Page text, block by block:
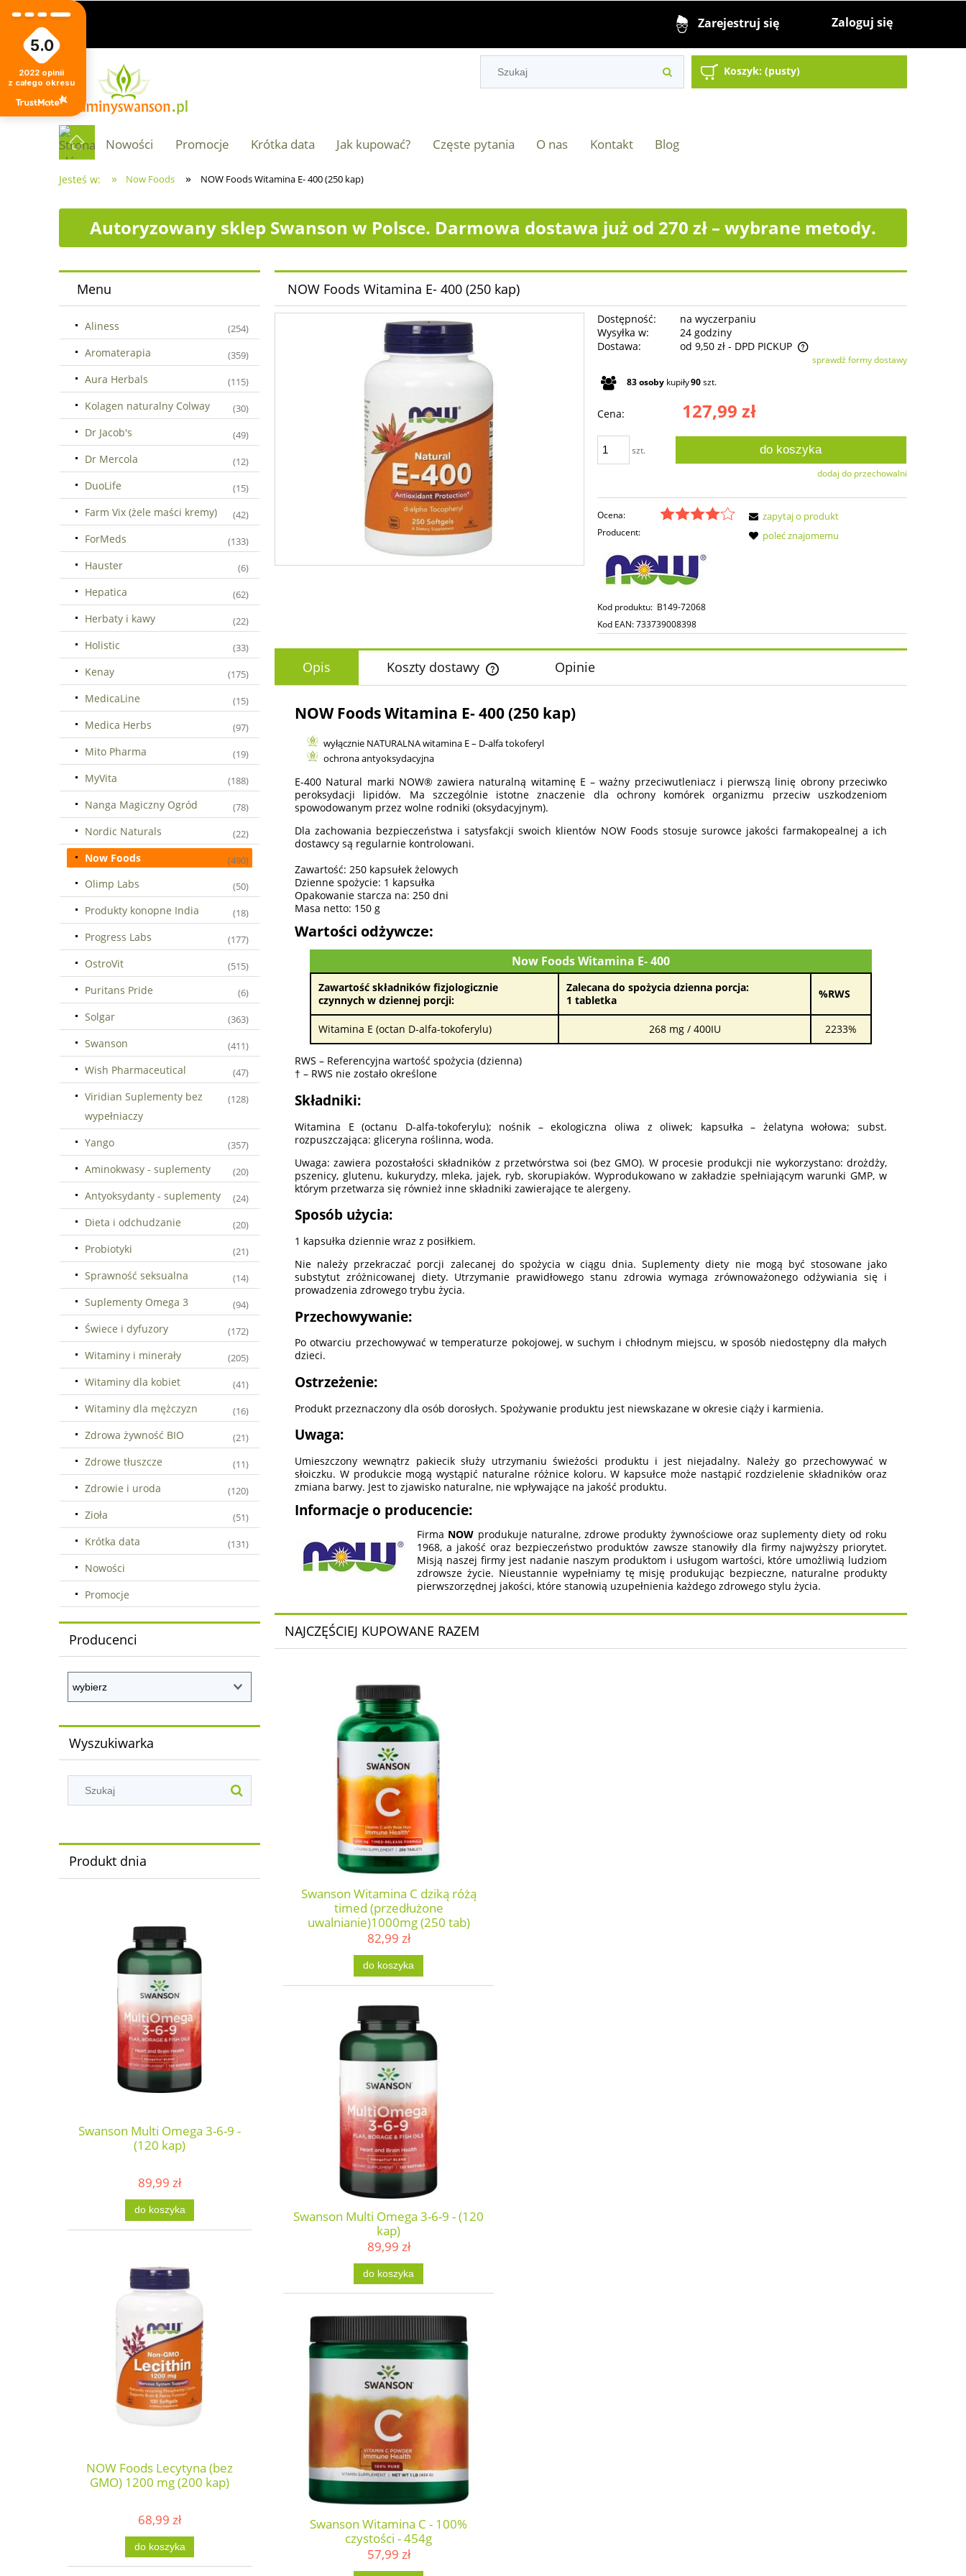
Zarejestruj się Zaloguj się
Koszyk: (pusty)
Nowości Promocje Krótka data Jak kupować? Częste pytania O nas Kontakt Blog
Jesteś w: » Now Foods » NOW Foods Witamina E- 400 (250 kap)
Autoryzowany sklep Swanson w Polsce. Darmowa dostawa już od 270 zł – wybrane metody.
Menu
Aliness (254)
Aromaterapia (359)
Aura Herbals (115)
Kolagen naturalny Colway (30)
Dr Jacob's (49)
Dr Mercola (12)
DuoLife (15)
Farm Vix (żele maści kremy) (42)
ForMeds (133)
Hauster (6)
Hepatica (62)
Herbaty i kawy (22)
Holistic (33)
Kenay (175)
MedicaLine (15)
Medica Herbs (97)
Mito Pharma (19)
MyVita (188)
Nanga Magiczny Ogród (78)
Nordic Naturals (22)
Now Foods (490)
Olimp Labs (50)
Produkty konopne India (18)
Progress Labs (177)
OstroVit (515)
Puritans Pride (6)
Solgar (363)
Swanson (411)
Wish Pharmaceutical (47)
Viridian Suplementy bez
wypełniaczy
(128)
Yango (357)
Aminokwasy - suplementy (20)
Antyoksydanty - suplementy (24)
Dieta i odchudzanie (20)
Probiotyki (21)
Sprawność seksualna (14)
Suplementy Omega 3 (94)
Świece i dyfuzory (172)
Witaminy i minerały (205)
Witaminy dla kobiet (41)
Witaminy dla mężczyzn (16)
Zdrowa żywność BIO (21)
Zdrowe tłuszcze (11)
Zdrowie i uroda (120)
Zioła (51)
Krótka data (131)
Nowości
Promocje
Producenci
Wyszukiwarka
Produkt dnia
Swanson Multi Omega 3-6-9 -
(120 kap)
89,99 zł
do koszyka
NOW Foods Lecytyna (bez
GMO) 1200 mg (200 kap)
68,99 zł
do koszyka
NOW Foods Witamina E- 400 (250 kap)
Dostępność:
na wyczerpaniu
Wysyłka w:
24 godziny
Dostawa:
od 9,50 zł - DPD PICKUP
Cena nie zawiera ewentualnych kosztów
płatności
sprawdź formy dostawy
83osoby kupiły90szt.
Cena: 127,99 zł
szt. do koszyka
dodaj do przechowalni
Ocena:
Producent:
Kod produktu: B149-72068
Kod EAN:733739008398
zapytaj o produkt
poleć znajomemu
Opis Koszty dostawy
Cena nie zawiera ewentualnych kosztów
płatności
Opinie
NOW Foods Witamina E- 400 (250 kap)
wyłącznie NATURALNA witamina E – D-alfa tokoferyl
ochrona antyoksydacyjna
E-400 Natural marki NOW® zawiera naturalną witaminę E – ważny przeciwutleniacz i pierwszą linię obrony przeciwko
peroksydacji lipidów. Ma szczególnie istotne znaczenie dla ochrony komórek organizmu przeciw uszkodzeniom
spowodowanym przez wolne rodniki (oksydacyjnym).
Dla zachowania bezpieczeństwa i satysfakcji swoich klientów NOW Foods stosuje surowce jakości farmakopealnej a ich
dostawcy są regularnie kontrolowani.
Zawartość: 250 kapsułek żelowych
Dzienne spożycie: 1 kapsułka
Opakowanie starcza na: 250 dni
Masa netto: 150 g
Wartości odżywcze:
Now Foods Witamina E- 400
Zawartość składników fizjologicznie
czynnych w dziennej porcji:
Zalecana do spożycia dzienna porcja:
1 tabletka
%RWS
Witamina E (octan D-alfa-tokoferylu) 268 mg / 400IU 2233%
RWS – Referencyjna wartość spożycia (dzienna)
† – RWS nie zostało określone
Składniki:
Witamina E (octanu D-alfa-tokoferylu); nośnik – ekologiczna oliwa z oliwek; kapsułka – żelatyna wołowa; subst.
rozpuszczająca: gliceryna roślinna, woda.
Uwaga: zawiera pozostałości składników z przetwórstwa soi (bez GMO). W procesie produkcji nie wykorzystano: drożdży,
pszenicy, glutenu, kukurydzy, mleka, jajek, ryb, skorupiaków. Wyprodukowano w zakładzie spełniającym warunki GMP, w
którym przetwarza się również inne składniki zawierające te alergeny.
Sposób użycia:
1 kapsułka dziennie wraz z posiłkiem.
Nie należy przekraczać porcji zalecanej do spożycia w ciągu dnia. Suplementy diety nie mogą być stosowane jako
substytut zróżnicowanej diety. Utrzymanie prawidłowego stanu zdrowia wymaga zrównoważonego odżywiania się i
prowadzenia zdrowego trybu życia.
Przechowywanie:
Po otwarciu przechowywać w temperaturze pokojowej, w suchym i chłodnym miejscu, w sposób niedostępny dla małych
dzieci.
Ostrzeżenie:
Produkt przeznaczony dla osób dorosłych. Spożywanie produktu jest niewskazane w okresie ciąży i karmienia.
Uwaga:
Umieszczony wewnątrz pakiecik służy utrzymaniu świeżości produktu i jest niejadalny. Należy go przechowywać w
słoiczku. W produkcie mogą wystąpić naturalne różnice koloru. W kapsułce może nastąpić rozdzielenie składników oraz
zmiana barwy. Jest to zjawisko naturalne, nie wpływające na jakość produktu.
Informacje o producencie:
Firma NOW produkuje naturalne, zdrowe produkty żywnościowe oraz suplementy diety od roku
1968, a jakość oraz bezpieczeństwo produktów zawsze stanowiły dla firmy najwyższy priorytet.
Misją naszej firmy jest nadanie naszym produktom i usługom wartości, które umożliwią ludziom
zdrowsze życie. Nieustannie wypełniamy tę misję produkując bezpieczne, naturalne produkty
pierwszorzędnej jakości, które stanowią uzupełnienia każdego zdrowego stylu życia.
NAJCZĘŚCIEJ KUPOWANE RAZEM
Swanson Witamina C dziką różą
timed (przedłużone
uwalnianie)1000mg (250 tab)
82,99 zł
do koszyka
Swanson Multi Omega 3-6-9 - (120
kap)
89,99 zł
do koszyka
Swanson Witamina C - 100%
czystości - 454g
57,99 zł
5.0
2022 opinii
z całego okresu